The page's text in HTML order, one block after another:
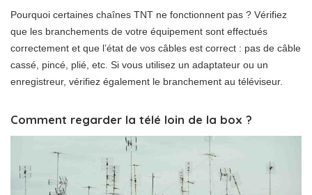
Pourquoi certaines chaînes TNT ne fonctionnent pas ? Vérifiez
que les branchements de votre équipement sont effectués
correctement et que l’état de vos câbles est correct : pas de câble
cassé, pincé, plié, etc. Si vous utilisez un adaptateur ou un
enregistreur, vérifiez également le branchement au téléviseur.
Comment regarder la télé loin de la box ?